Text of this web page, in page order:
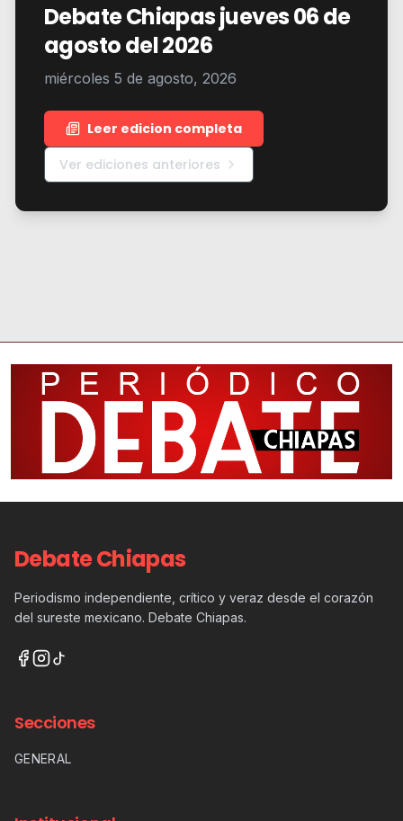
Debate Chiapas jueves 06 de
agosto del 2026
miércoles 5 de agosto, 2026
Leer edicion completa
Ver ediciones anteriores
Debate Chiapas
Periodismo independiente, crítico y veraz desde el corazón
del sureste mexicano. Debate Chiapas.
Secciones
GENERAL